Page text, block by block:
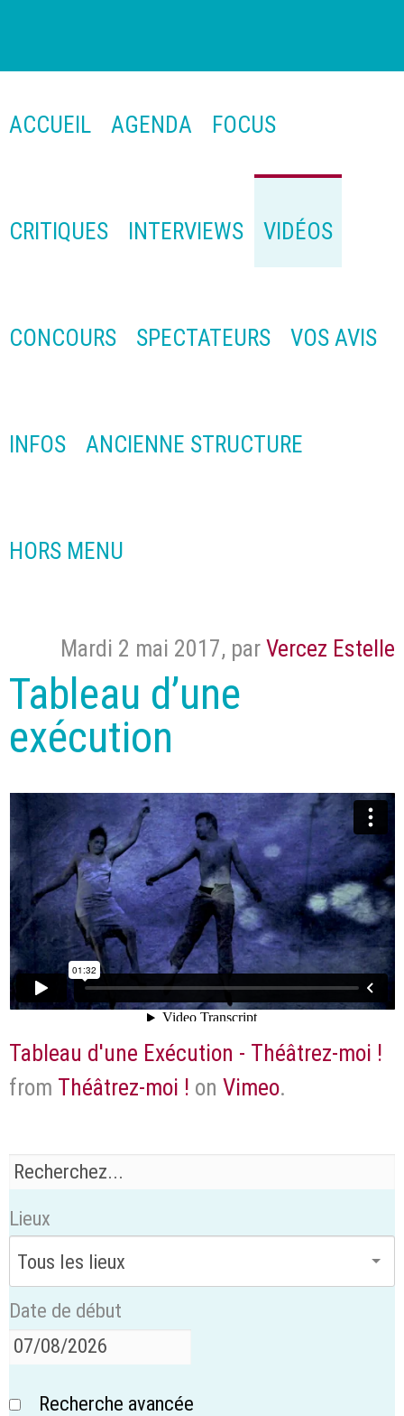
ACCUEIL AGENDA FOCUS
CRITIQUES INTERVIEWS VIDÉOS
CONCOURS SPECTATEURS VOS AVIS
INFOS ANCIENNE STRUCTURE
HORS MENU
Mardi 2 mai 2017, par Vercez Estelle
Tableau d’une
exécution
Tableau d'une Exécution - Théâtrez-moi !
from Théâtrez-moi ! on Vimeo.
Lieux
Date de début
Recherche avancée